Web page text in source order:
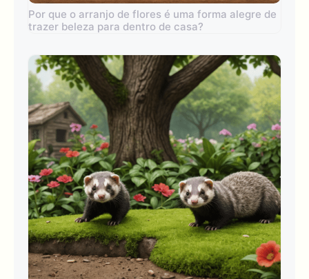
Por que o arranjo de flores é uma forma alegre de
trazer beleza para dentro de casa?